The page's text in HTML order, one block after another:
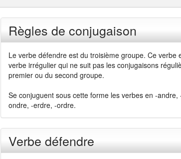
Règles de conjugaison
Le verbe défendre est du troisième groupe. Ce verbe
verbe irrégulier qui ne suit pas les conjugaisons
premier ou du second groupe.
Se conjuguent sous cette forme les verbes en -andre,
ondre, -erdre, -ordre.
Verbe défendre